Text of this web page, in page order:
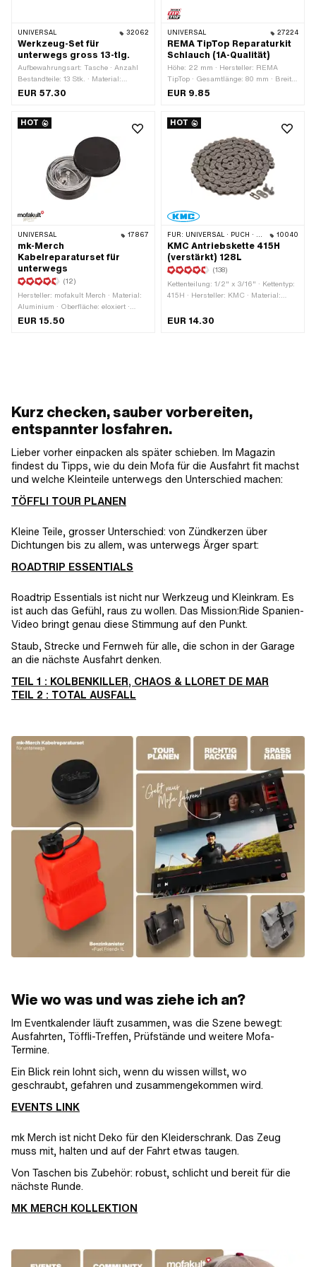
UNIVERSAL 32062
Werkzeug-Set für
unterwegs gross 13-tlg.
Aufbewahrungsart: Tasche · Anzahl
Bestandteile: 13 Stk. · Material:
Kunstleder · Material: Kunststoff ·
verzinkt (blau) · Durchmesser: 65 mm
· Gesamtlänge: 230 mm
EUR 57.30
UNIVERSAL 27224
REMA TipTop Reparaturkit
Schlauch (1A-Qualität)
Höhe: 22 mm · Hersteller: REMA
TipTop · Gesamtlänge: 80 mm · Breite:
40 mm · Anwendungsbereich:
EUR 9.85
HOT
UNIVERSAL 17867
mk-Merch
Kabelreparaturset für
unterwegs
(12)
Hersteller: mofakult Merch · Material:
Aluminium · Oberfläche: eloxiert ·
Anzahl Bestandteile: 7 Stk. ·
EUR 15.50
HOT
FÜR: UNIVERSAL · PUCH · SACHS · PONY / CILO (BETA 521 & 512) · ZÜNDAPP BELMONDO · TOMOS · BYE BIKE · ALPA CHOPPER / TURBO · CILO 10040
KMC Antriebskette 415H
(verstärkt) 128L
(138)
Kettenteilung: 1/2" x 3/16" · Kettentyp:
415H · Hersteller: KMC · Material:
Anzahl Kettenglieder: 128 Stk. ·
EUR 14.30
Kurz checken, sauber vorbereiten,
entspannter losfahren.
Lieber vorher einpacken als später schieben. Im Magazin
findest du Tipps, wie du dein Mofa für die Ausfahrt fit machst
und welche Kleinteile unterwegs den Unterschied machen:
TÖFFLI TOUR PLANEN
Kleine Teile, grosser Unterschied: von Zündkerzen über
Dichtungen bis zu allem, was unterwegs Ärger spart:
ROADTRIP ESSENTIALS
Roadtrip Essentials ist nicht nur Werkzeug und Kleinkram. Es
ist auch das Gefühl, raus zu wollen. Das Mission:Ride Spanien-
Video bringt genau diese Stimmung auf den Punkt.
Staub, Strecke und Fernweh für alle, die schon in der Garage
an die nächste Ausfahrt denken.
TEIL 1 : KOLBENKILLER, CHAOS & LLORET DE MAR
TEIL 2 : TOTAL AUSFALL
Wie wo was und was ziehe ich an?
Im Eventkalender läuft zusammen, was die Szene bewegt:
Ausfahrten, Töffli-Treffen, Prüfstände und weitere Mofa-
Termine.
Ein Blick rein lohnt sich, wenn du wissen willst, wo
geschraubt, gefahren und zusammengekommen wird.
EVENTS LINK
mk Merch ist nicht Deko für den Kleiderschrank. Das Zeug
muss mit, halten und auf der Fahrt etwas taugen.
Von Taschen bis Zubehör: robust, schlicht und bereit für die
nächste Runde.
MK MERCH KOLLEKTION